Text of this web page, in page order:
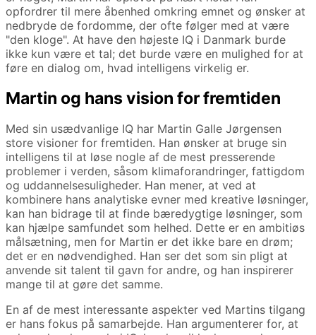
opfordrer til mere åbenhed omkring emnet og ønsker at
nedbryde de fordomme, der ofte følger med at være
"den kloge". At have den højeste IQ i Danmark burde
ikke kun være et tal; det burde være en mulighed for at
føre en dialog om, hvad intelligens virkelig er.
Martin og hans vision for fremtiden
Med sin usædvanlige IQ har Martin Galle Jørgensen
store visioner for fremtiden. Han ønsker at bruge sin
intelligens til at løse nogle af de mest presserende
problemer i verden, såsom klimaforandringer, fattigdom
og uddannelsesuligheder. Han mener, at ved at
kombinere hans analytiske evner med kreative løsninger,
kan han bidrage til at finde bæredygtige løsninger, som
kan hjælpe samfundet som helhed. Dette er en ambitiøs
målsætning, men for Martin er det ikke bare en drøm;
det er en nødvendighed. Han ser det som sin pligt at
anvende sit talent til gavn for andre, og han inspirerer
mange til at gøre det samme.
En af de mest interessante aspekter ved Martins tilgang
er hans fokus på samarbejde. Han argumenterer for, at